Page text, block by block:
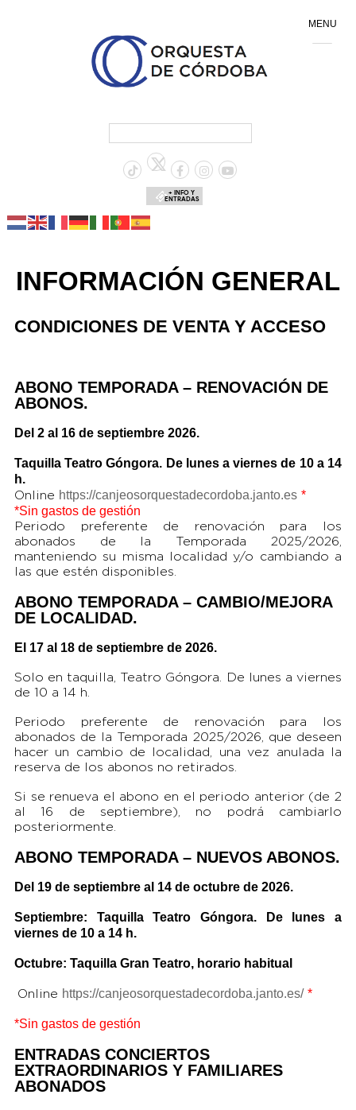
+ INFO Y
ENTRADAS
INFORMACIÓN GENERAL
CONDICIONES DE VENTA Y ACCESO
ABONO TEMPORADA – RENOVACIÓN DE
ABONOS.
Del 2 al 16 de septiembre 2026.
Taquilla Teatro Góngora. De lunes a viernes de 10 a 14
h.
Online https://canjeosorquestadecordoba.janto.es *
*Sin gastos de gestión
Periodo preferente de renovación para los
abonados de la Temporada 2025/2026,
manteniendo su misma localidad y/o cambiando a
las que estén disponibles.
ABONO TEMPORADA – CAMBIO/MEJORA
DE LOCALIDAD.
El 17 al 18 de septiembre de 2026.
Solo en taquilla, Teatro Góngora. De lunes a viernes
de 10 a 14 h.
Periodo preferente de renovación para los
abonados de la Temporada 2025/2026, que deseen
hacer un cambio de localidad, una vez anulada la
reserva de los abonos no retirados.
Si se renueva el abono en el periodo anterior (de 2
al 16 de septiembre), no podrá cambiarlo
posteriormente.
ABONO TEMPORADA – NUEVOS ABONOS.
Del 19 de septiembre al 14 de octubre de 2026.
Septiembre: Taquilla Teatro Góngora. De lunes a
viernes de 10 a 14 h.
Octubre: Taquilla Gran Teatro, horario habitual
Online https://canjeosorquestadecordoba.janto.es/ *
*Sin gastos de gestión
ENTRADAS CONCIERTOS
EXTRAORDINARIOS Y FAMILIARES
ABONADOS
MENU